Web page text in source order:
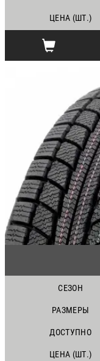
ЦЕНА (ШТ.)
СЕЗОН
РАЗМЕРЫ
ДОСТУПНО
ЦЕНА (ШТ.)